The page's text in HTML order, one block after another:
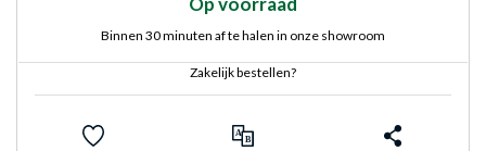
Binnen 30 minuten af te halen in onze showroom
Zakelijk bestellen?